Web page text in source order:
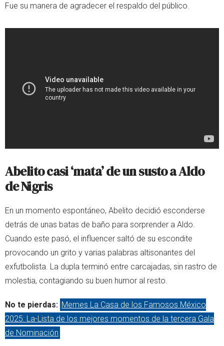
Fue su manera de agradecer el respaldo del público.
Abelito casi ‘mata’ de un susto a Aldo
de Nigris
En un momento espontáneo, Abelito decidió esconderse
detrás de unas batas de baño para sorprender a Aldo.
Cuando este pasó, el influencer saltó de su escondite
provocando un grito y varias palabras altisonantes del
exfutbolista. La dupla terminó entre carcajadas, sin rastro de
molestia, contagiando su buen humor al resto.
No te pierdas: Memes La Casa de los Famosos México
2025: La-Lista de los mejores momentos de la tercera Gala
de Nominación